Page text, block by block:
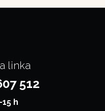
linka
512
h